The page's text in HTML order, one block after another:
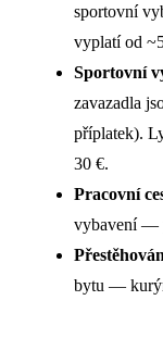
sportovní
vyplatí od
Sportovní
zavazadla
příplatek).
30 €.
Pracovní
vybavení —
bytu —